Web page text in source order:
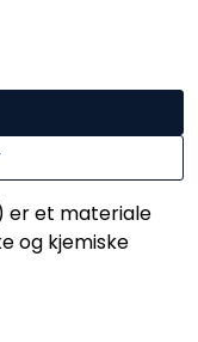
er et materiale
og kjemiske